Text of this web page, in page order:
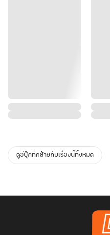
ดูอีบุ๊กที่คล้ายกับเรื่องนี้ทั้งหมด